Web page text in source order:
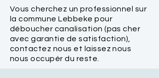
Vous cherchez un professionnel sur
la commune Lebbeke pour
déboucher canalisation (pas cher
avec garantie de satisfaction),
contactez nous et laissez nous
nous occupér du reste.